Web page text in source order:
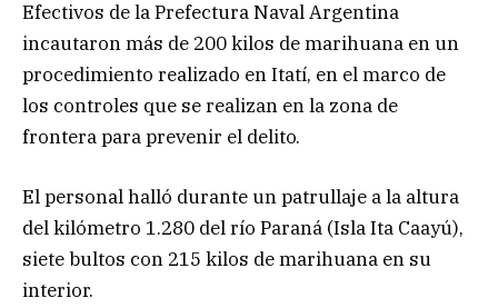
Efectivos de la Prefectura Naval Argentina
incautaron más de 200 kilos de marihuana en un
procedimiento realizado en Itatí, en el marco de
los controles que se realizan en la zona de
frontera para prevenir el delito.
El personal halló durante un patrullaje a la altura
del kilómetro 1.280 del río Paraná (Isla Ita Caayú),
siete bultos con 215 kilos de marihuana en su
interior.